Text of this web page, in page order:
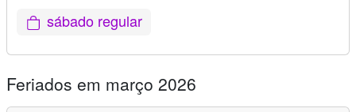
sábado regular
Feriados em março 2026